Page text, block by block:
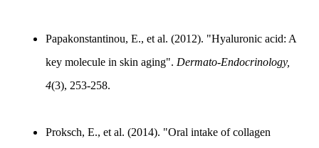
Papakonstantinou, E., et al. (2012). "Hyaluronic acid: A
key molecule in skin aging". Dermato-Endocrinology,
4(3), 253-258.
Proksch, E., et al. (2014). "Oral intake of collagen